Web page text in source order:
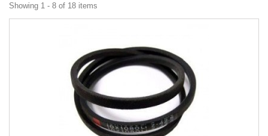
Showing 1 - 8 of 18 items